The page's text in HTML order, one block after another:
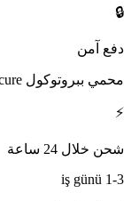
🔒
دفع آمن
محمي ببروتوكول 3D Secure
⚡
شحن خلال 24 ساعة
1-3 iş günü